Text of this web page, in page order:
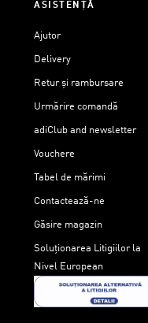
ASISTENȚĂ
Ajutor
Delivery
Retur și rambursare
Urmărire comandă
adiClub and newsletter
Vouchere
Tabel de mărimi
Contactează-ne
Găsire magazin
Soluționarea Litigiilor la
Nivel European